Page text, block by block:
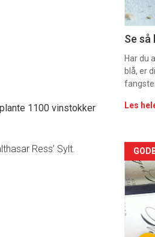
1100 vinstokker
Ress’ Sylt.
11
rett
Se
Har du
blå, er
Les
-